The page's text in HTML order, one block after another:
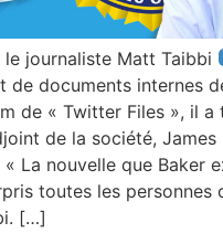
le journaliste Matt Taibbi
de documents internes
de « Twitter Files », il a
de la société, James
La nouvelle que Baker
toutes les personnes
[…]